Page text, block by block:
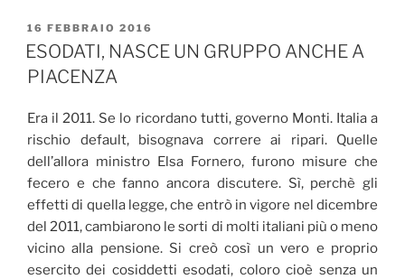
PUBBLICATO
IL
16 FEBBRAIO 2016
ESODATI, NASCE UN GRUPPO ANCHE A
PIACENZA
Era il 2011. Se lo ricordano tutti, governo Monti. Italia a
rischio default, bisognava correre ai ripari. Quelle
dell’allora ministro Elsa Fornero, furono misure che
fecero e che fanno ancora discutere. Sì, perchè gli
effetti di quella legge, che entrò in vigore nel dicembre
del 2011, cambiarono le sorti di molti italiani più o meno
vicino alla pensione. Si creò così un vero e proprio
esercito dei cosiddetti esodati, coloro cioè senza un